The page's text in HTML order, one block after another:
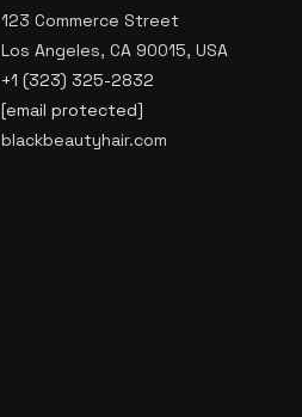
123 Commerce Street
Los Angeles, CA 90015, USA
+1 (323) 325-2832
[email protected]
blackbeautyhair.com